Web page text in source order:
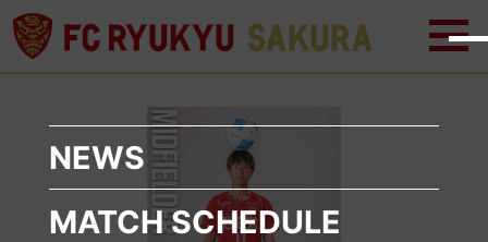
NEWS
MATCH SCHEDULE
メ
ュ
閉
メ
ュ
開